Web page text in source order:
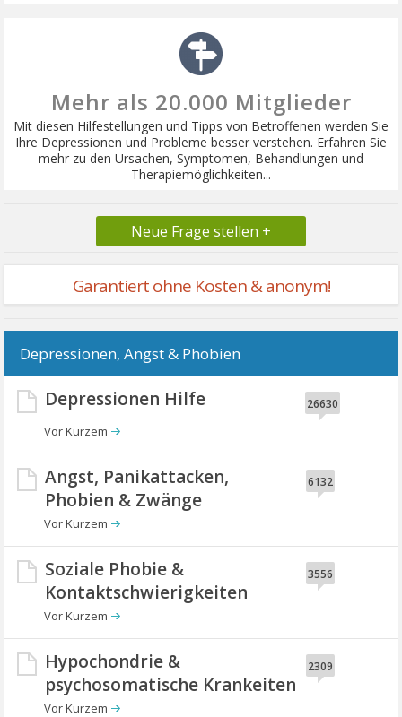
Mehr als 20.000 Mitglieder
Mit diesen Hilfestellungen und Tipps von Betroffenen werden Sie
Ihre Depressionen und Probleme besser verstehen. Erfahren Sie
mehr zu den Ursachen, Symptomen, Behandlungen und
Therapiemöglichkeiten...
Neue Frage stellen +
Garantiert ohne Kosten & anonym!
Depressionen, Angst & Phobien
Depressionen Hilfe 26630
Angst, Panikattacken,
Phobien & Zwänge
6132
Soziale Phobie &
Kontaktschwierigkeiten
3556
Hypochondrie &
psychosomatische Krankeiten
2309